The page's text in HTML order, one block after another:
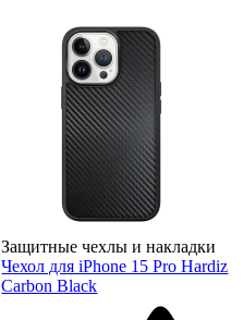
Защитные чехлы и накладки
Чехол для iPhone 15 Pro Hardiz
Carbon Black